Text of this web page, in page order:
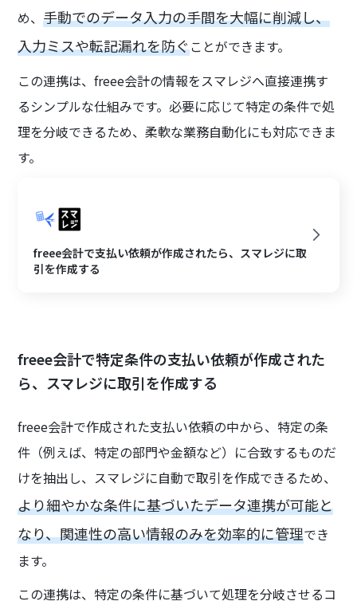
め、手動でのデータ入力の手間を大幅に削減し、
入力ミスや転記漏れを防ぐことができます。
この連携は、freee会計の情報をスマレジへ直接連携す
るシンプルな仕組みです。必要に応じて特定の条件で処
理を分岐できるため、柔軟な業務自動化にも対応できま
す。
freee会計で支払い依頼が作成されたら、スマレジに取
引を作成する
freee会計で特定条件の支払い依頼が作成された
ら、スマレジに取引を作成する
freee会計で作成された支払い依頼の中から、特定の条
件（例えば、特定の部門や金額など）に合致するものだ
けを抽出し、スマレジに自動で取引を作成できるため、
より細やかな条件に基づいたデータ連携が可能と
なり、関連性の高い情報のみを効率的に管理でき
ます。
この連携は、特定の条件に基づいて処理を分岐させるコ